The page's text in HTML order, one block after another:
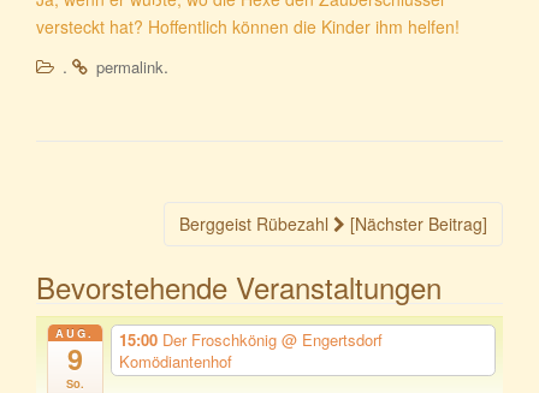
versteckt hat? Hoffentlich können die Kinder ihm helfen!
.
permalink.
Beitragsnavigation
Berggeist Rübezahl [Nächster Beitrag]
Bevorstehende Veranstaltungen
AUG.
9
So.
15:00 Der Froschkönig @ Engertsdorf
Komödiantenhof